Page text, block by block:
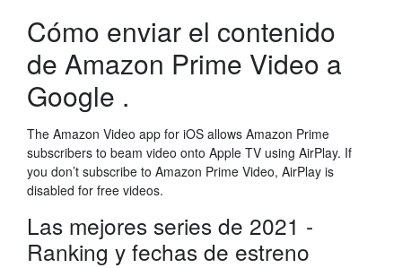
Cómo enviar el contenido
de Amazon Prime Video a
Google .
The Amazon Video app for iOS allows Amazon Prime
subscribers to beam video onto Apple TV using AirPlay. If
you don’t subscribe to Amazon Prime Video, AirPlay is
disabled for free videos.
Las mejores series de 2021 -
Ranking y fechas de estreno